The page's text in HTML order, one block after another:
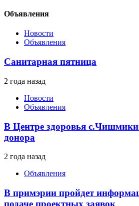
Объявления
Новости
Объявления
Санитарная пятница
2 года назад
Новости
Объявления
В Центре здоровья
донора
2 года назад
Объявления
В примэрии пройдет
подаче проектных заявок